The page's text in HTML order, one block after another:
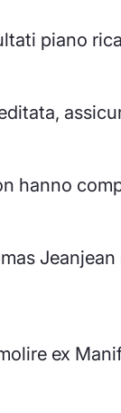
piano
hanno
ex